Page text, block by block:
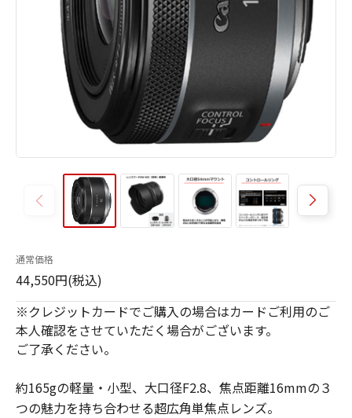
通常価格
44,550円(税込)
※クレジットカードでご購入の場合はカードご利用のご
本人確認をさせていただく場合がございます。
ご了承ください。
約165gの軽量・小型、大口径F2.8、焦点距離16mmの３
つの魅力を持ち合わせる超広角単焦点レンズ。